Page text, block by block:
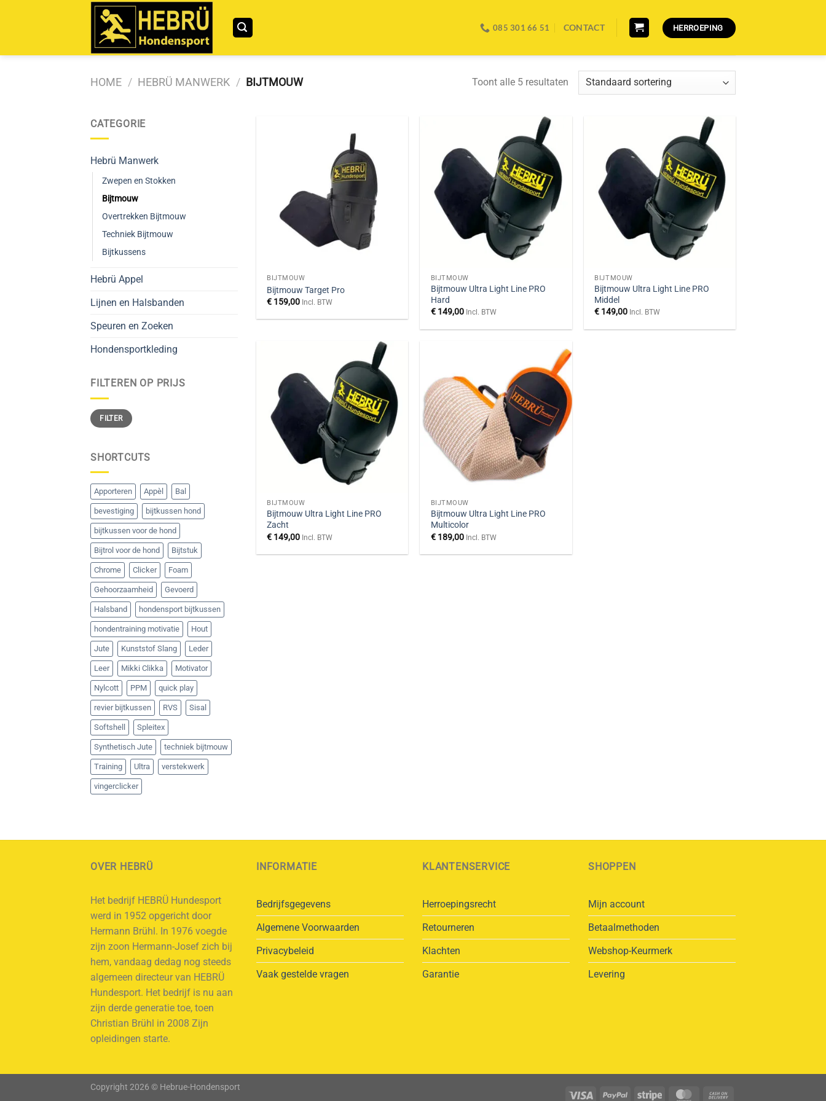
085 301 66 51 CONTACT HERROEPING
HOME / HEBRÜ MANWERK / BIJTMOUW Toont alle 5 resultaten
CATEGORIE
Hebrü Manwerk
Zwepen en Stokken
Bijtmouw
Overtrekken Bijtmouw
Techniek Bijtmouw
Bijtkussens
Hebrü Appel
Lijnen en Halsbanden
Speuren en Zoeken
Hondensportkleding
FILTEREN OP PRIJS
Min.
prijs
Max.
prijsFILTER
SHORTCUTS
Apporteren Appèl Bal
bevestiging bijtkussen hond
bijtkussen voor de hond
Bijtrol voor de hond Bijtstuk
Chrome Clicker Foam
Gehoorzaamheid Gevoerd
Halsband hondensport bijtkussen
hondentraining motivatie Hout
Jute Kunststof Slang Leder
Leer Mikki Clikka Motivator
Nylcott PPM quick play
revier bijtkussen RVS Sisal
Softshell Spleitex
Synthetisch Jute techniek bijtmouw
Training Ultra verstekwerk
vingerclicker
BIJTMOUW
Bijtmouw Target Pro
€ 159,00 Incl. BTW
BIJTMOUW
Bijtmouw Ultra Light Line PRO
Hard
€149,00 Incl. BTW
BIJTMOUW
Bijtmouw Ultra Light Line PRO
Middel
€ 149,00 Incl. BTW
BIJTMOUW
Bijtmouw Ultra Light Line PRO
Zacht
€ 149,00 Incl. BTW
BIJTMOUW
Bijtmouw Ultra Light Line PRO
Multicolor
€189,00 Incl. BTW
OVER HEBRÜ
Het bedrijf HEBRÜ Hundesport
werd in 1952 opgericht door
Hermann Brühl. In 1976 voegde
zijn zoon Hermann-Josef zich bij
hem, vandaag dedag nog steeds
algemeen directeur van HEBRÜ
Hundesport. Het bedrijf is nu aan
zijn derde generatie toe, toen
Christian Brühl in 2008 Zijn
opleidingen starte.
INFORMATIE
Bedrijfsgegevens
Algemene Voorwaarden
Privacybeleid
Vaak gestelde vragen
KLANTENSERVICE
Herroepingsrecht
Retourneren
Klachten
Garantie
SHOPPEN
Mijn account
Betaalmethoden
Webshop-Keurmerk
Levering
Visa PayPal Stripe MasterCard
Copyright 2026 © Hebrue-Hondensport